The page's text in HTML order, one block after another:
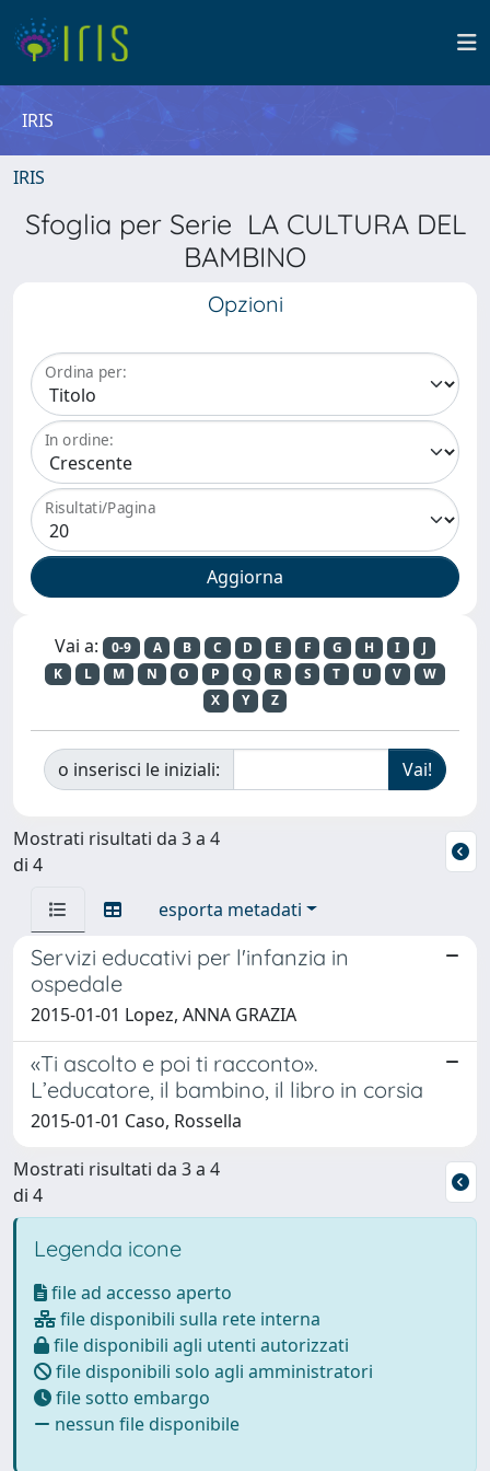
IRIS
IRIS
Sfoglia per Serie LA CULTURA DEL
BAMBINO
Opzioni
Ordina per:
In ordine:
Risultati/Pagina
Vai a: 0-9 A B C D E F G H I
J
K
L M N O P Q R S T U V
W
X
Y Z
o inserisci le iniziali:
Mostrati risultati da 3 a 4
di 4
esporta metadati
Servizi educativi per l'infanzia in
ospedale
2015-01-01 Lopez, ANNA GRAZIA
«Ti ascolto e poi ti racconto».
L’educatore, il bambino, il libro in corsia
2015-01-01 Caso, Rossella
Mostrati risultati da 3 a 4
di 4
Legenda icone
file ad accesso aperto
file disponibili sulla rete interna
file disponibili agli utenti autorizzati
file disponibili solo agli amministratori
file sotto embargo
nessun file disponibile